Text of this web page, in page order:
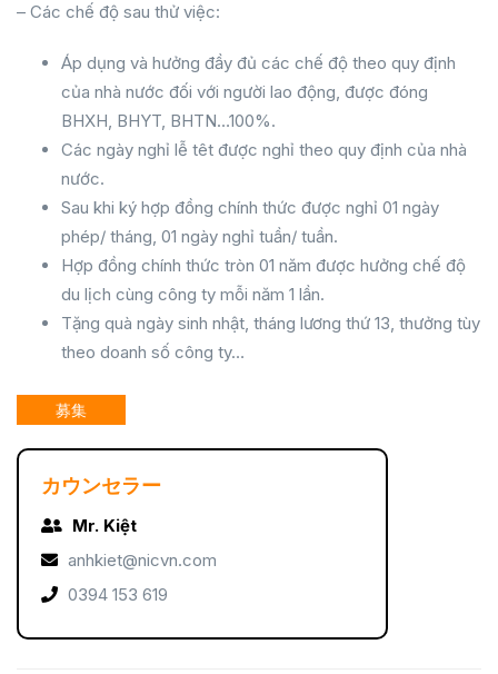
– Các chế độ sau thử việc:
Áp dụng và hưởng đầy đủ các chế độ theo quy định
của nhà nước đối với người lao động, được đóng
BHXH, BHYT, BHTN…100%.
Các ngày nghỉ lễ têt được nghỉ theo quy định của nhà
nước.
Sau khi ký hợp đồng chính thức được nghỉ 01 ngày
phép/ tháng, 01 ngày nghỉ tuần/ tuần.
Hợp đồng chính thức tròn 01 năm được hưởng chế độ
du lịch cùng công ty mỗi năm 1 lần.
Tặng quà ngày sinh nhật, tháng lương thứ 13, thưởng tùy
theo doanh số công ty…
募集
カウンセラー
Mr. Kiệt
anhkiet@nicvn.com
0394 153 619